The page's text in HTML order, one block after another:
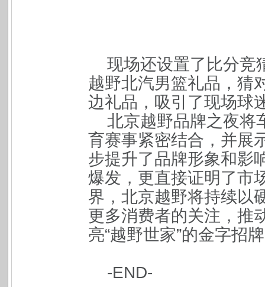
现场还设置了比分竞
越野北汽男篮礼品，猜
边礼品，吸引了现场球
北京越野品牌之夜将
育赛事紧密结合，并展
步提升了品牌形象和影
爆发，更直接证明了市
界，北京越野将持续以
更多消费者的关注，推
亮“越野世家”的金字招
-END-